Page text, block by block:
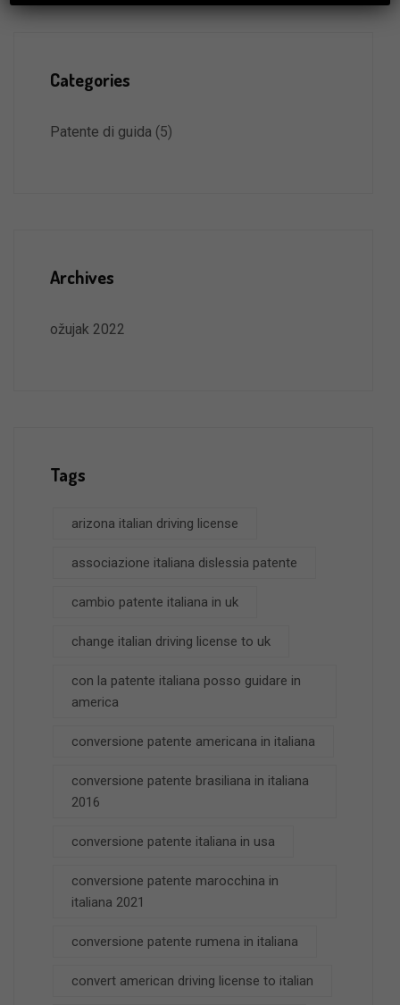
Categories
Patente di guida (5)
Archives
ožujak 2022
Tags
arizona italian driving license
associazione italiana dislessia patente
cambio patente italiana in uk
change italian driving license to uk
con la patente italiana posso guidare in
america
conversione patente americana in italiana
conversione patente brasiliana in italiana
2016
conversione patente italiana in usa
conversione patente marocchina in
italiana 2021
conversione patente rumena in italiana
convert american driving license to italian